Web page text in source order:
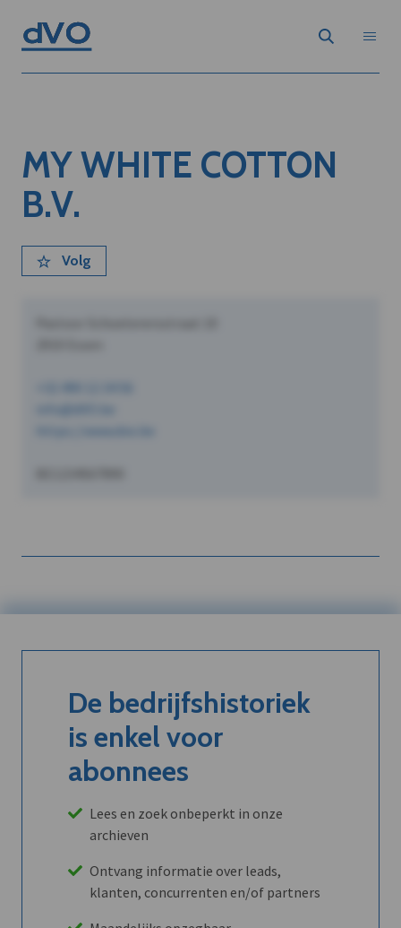
MY WHITE COTTON
B.V.
Volg
De bedrijfshistoriek
is enkel voor
abonnees
Lees en zoek onbeperkt in onze
archieven
Ontvang informatie over leads,
klanten, concurrenten en/of partners